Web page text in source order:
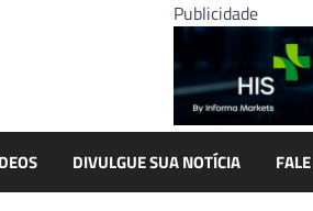
Publicidade
DIVULGUE SUA NOTÍCIA